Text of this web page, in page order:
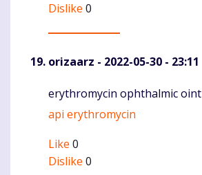
Dislike 0
orizaarz - 2022-05-30 - 23:11
Komentaras
erythromycin ophthalmic
api erythromycin
Like 0
Dislike 0